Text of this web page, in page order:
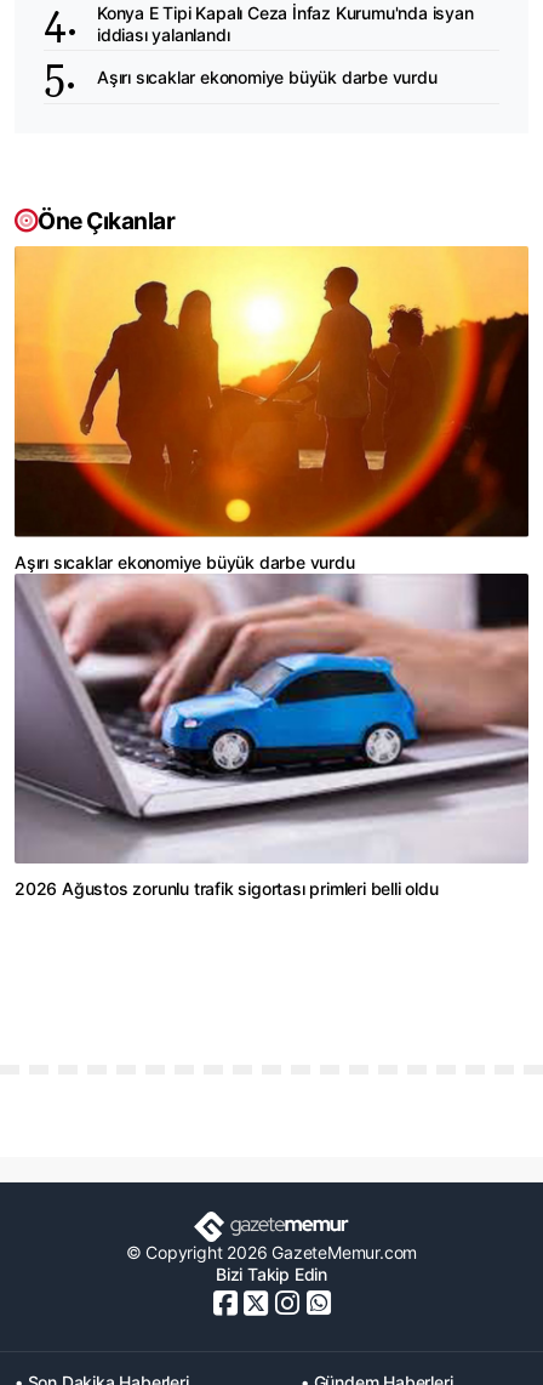
Konya E Tipi Kapalı Ceza İnfaz Kurumu'nda isyan
iddiası yalanlandı
Aşırı sıcaklar ekonomiye büyük darbe vurdu
Öne Çıkanlar
Aşırı sıcaklar ekonomiye büyük darbe vurdu
2026 Ağustos zorunlu trafik sigortası primleri belli oldu
© Copyright 2026 GazeteMemur.com
Bizi Takip Edin